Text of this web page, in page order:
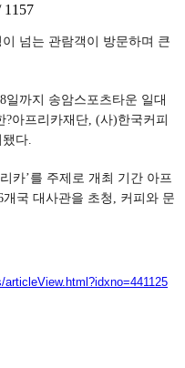
1157
넘는 관람객이 방문하며 큰
일까지 송암스포츠타운 일대
아프리카재단, (사)한국커피
다.
카’를 주제로 개최 기간 아프
국 대사관을 초청, 커피와 문